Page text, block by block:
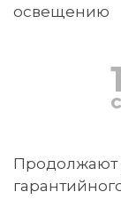
освещению
Продолжают